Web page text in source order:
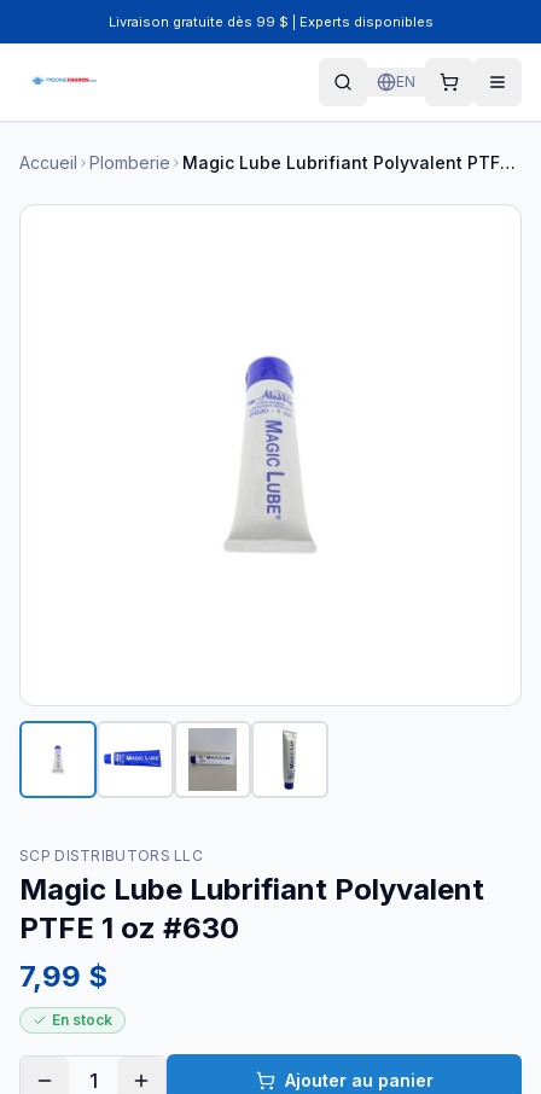
Livraison gratuite dès 99 $ | Experts disponibles
EN
Accueil Plomberie Magic Lube Lubrifiant Polyvalent PTFE 1 oz #630
SCP DISTRIBUTORS LLC
Magic Lube Lubrifiant Polyvalent
PTFE 1 oz #630
7,99 $
En stock
1 Ajouter au panier